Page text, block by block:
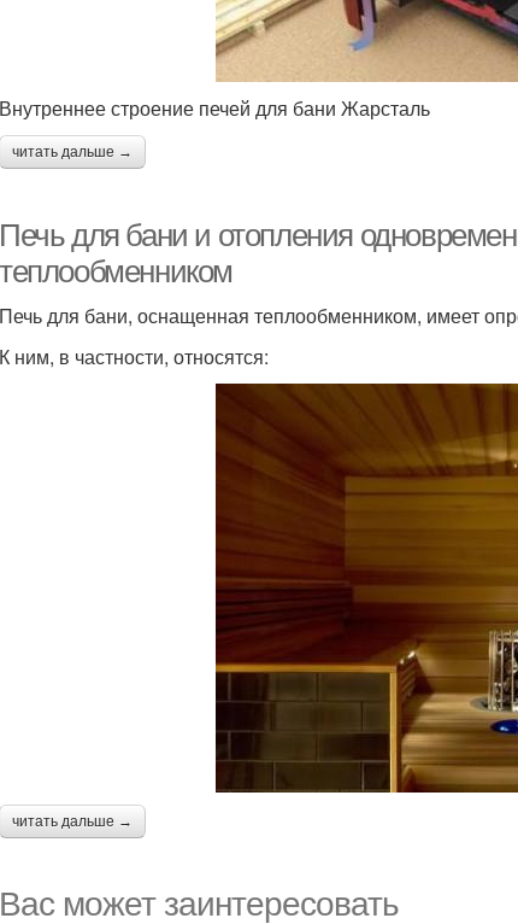
Внутреннее строение печей для бани Жарсталь
читать дальше →
Печь для бани и отопления
теплообменником
Печь для бани, оснащенная теплообменником, имеет
К ним, в частности, относятся:
читать дальше →
Вас может заинтересовать